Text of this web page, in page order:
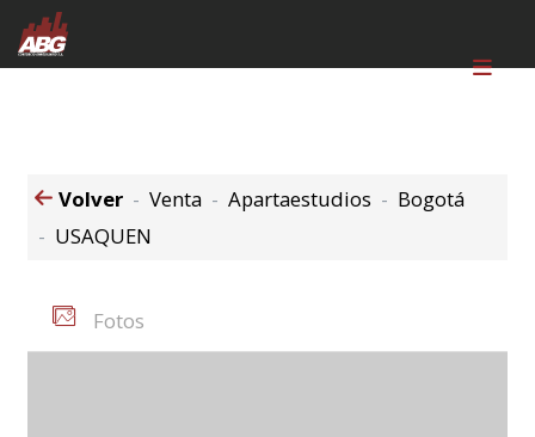
Volver Venta Apartaestudios
Bogotá
USAQUEN
Fotos